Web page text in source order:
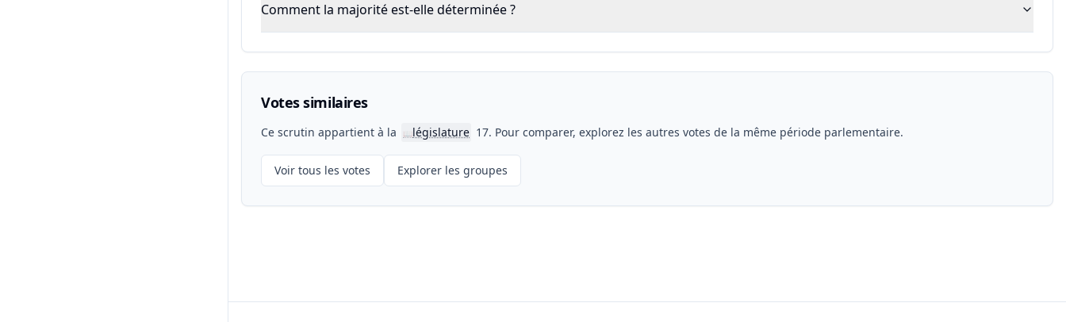
Comment la majorité est-elle déterminée ?
Votes similaires
Ce scrutin appartient à la 📖législature 17. Pour comparer, explorez les autres votes de la même période parlementaire.
Voir tous les votes Explorer les groupes